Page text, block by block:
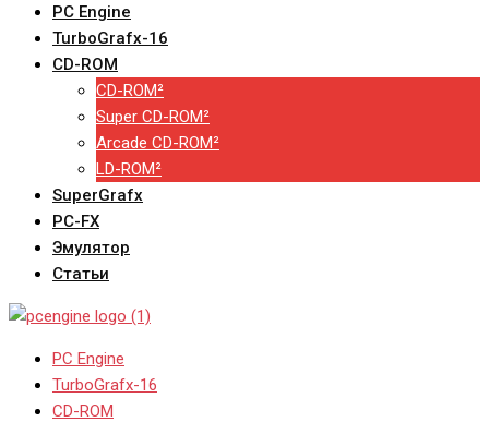
PC Engine
TurboGrafx-16
CD-ROM
CD-ROM²
Super CD-ROM²
Arcade CD-ROM²
LD-ROM²
SuperGrafx
PC-FX
Эмулятор
Статьи
PC Engine
TurboGrafx-16
CD-ROM